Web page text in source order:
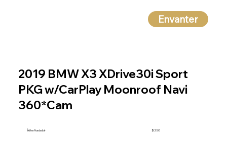
Envanter
İki haftada bir $250
2019 BMW X3 XDrive30i Sport
PKG w/CarPlay Moonroof Navi
360*Cam